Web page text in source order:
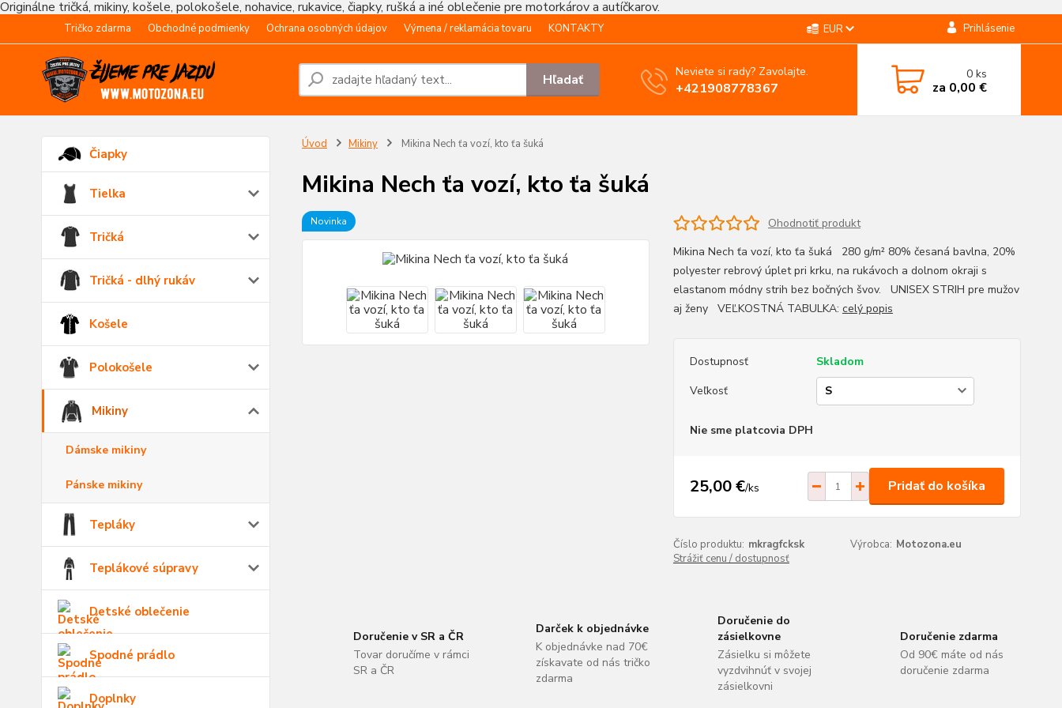
Originálne tričká, mikiny, košele, polokošele, nohavice, rukavice, čiapky, rušká a iné oblečenie pre motorkárov a autíčkarov.
Tričko zdarma Obchodné podmienky Ochrana osobných údajov Výmena / reklamácia tovaru KONTAKTY EUR Prihlásenie
Hľadať Neviete si rady? Zavolajte.
+421908778367
0ks
za 0,00 €
Čiapky
Tielka
Tričká
Tričká - dlhý rukáv
Košele
Polokošele
Mikiny
Dámske mikiny
Pánske mikiny
Tepláky
Teplákové súpravy
Detské oblečenie
Spodné prádlo
Doplnky
Úvod Mikiny Mikina Nech ťa vozí, kto ťa šuká
Mikina Nech ťa vozí, kto ťa šuká
Novinka
Ohodnotiť produkt
Mikina Nech ťa vozí, kto ťa šuká 280 g/m² 80% česaná bavlna, 20%
polyester rebrový úplet pri krku, na rukávoch a dolnom okraji s
elastanom módny strih bez bočných švov. UNISEX STRIH pre mužov
aj ženy VEĽKOSTNÁ TABULKA: celý popis
Dostupnosť
Skladom
Veľkosť
Nie sme platcovia DPH
25,00 €/ks Pridať do košíka
Číslo produktu: mkragfcksk Výrobca: Motozona.eu
Strážiť cenu / dostupnosť
Doručenie v SR a ČR
Tovar doručíme v rámci
SR a ČR
Darček k objednávke
K objednávke nad 70€
získavate od nás tričko
zdarma
Doručenie do
zásielkovne
Zásielku si môžete
vyzdvihnúť v svojej
zásielkovni
Doručenie zdarma
Od 90€ máte od nás
doručenie zdarma